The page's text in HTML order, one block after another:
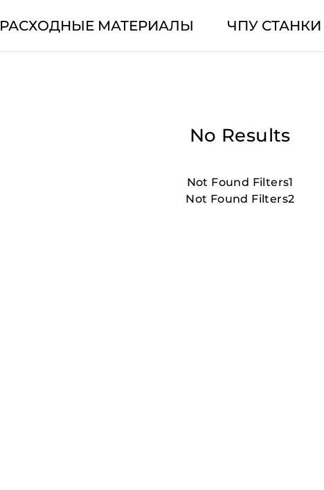
РАСХОДНЫЕ МАТЕРИАЛЫ ЧПУ СТАНКИ
No Results
Not Found Filters1
Not Found Filters2